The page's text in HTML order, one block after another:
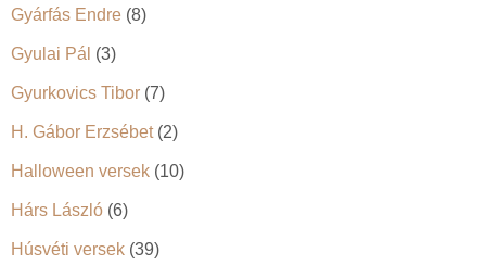
Gyárfás Endre (8)
Gyulai Pál (3)
Gyurkovics Tibor (7)
H. Gábor Erzsébet(2)
Halloween versek (10)
Hárs László (6)
Húsvéti versek (39)